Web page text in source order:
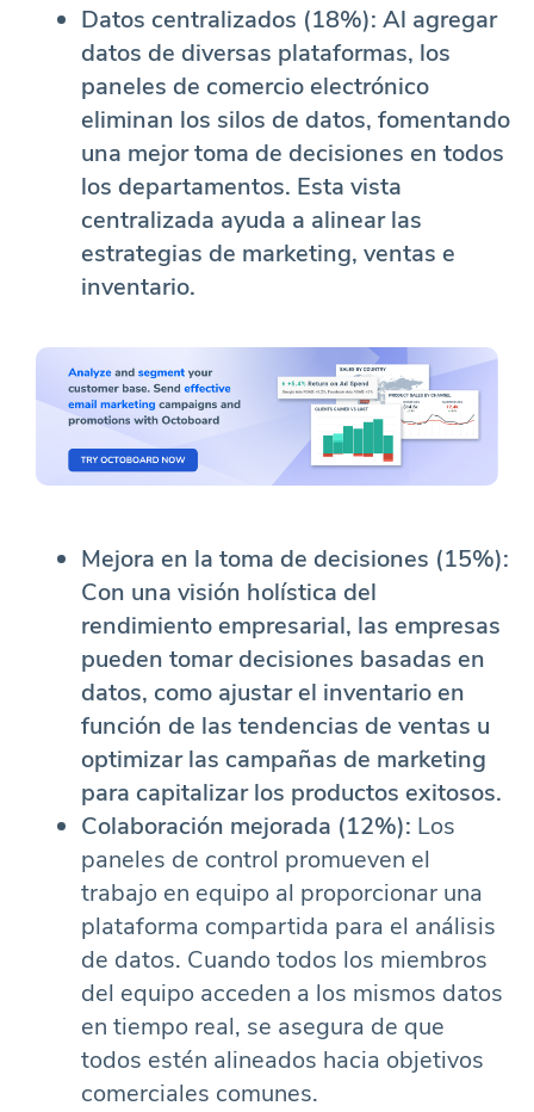
Datos centralizados (18%): Al agregar
datos de diversas plataformas, los
paneles de comercio electrónico
eliminan los silos de datos, fomentando
una mejor toma de decisiones en todos
los departamentos. Esta vista
centralizada ayuda a alinear las
estrategias de marketing, ventas e
inventario.
Mejora en la toma de decisiones (15%):
Con una visión holística del
rendimiento empresarial, las empresas
pueden tomar decisiones basadas en
datos, como ajustar el inventario en
función de las tendencias de ventas u
optimizar las campañas de marketing
para capitalizar los productos exitosos.
Colaboración mejorada (12%): Los
paneles de control promueven el
trabajo en equipo al proporcionar una
plataforma compartida para el análisis
de datos. Cuando todos los miembros
del equipo acceden a los mismos datos
en tiempo real, se asegura de que
todos estén alineados hacia objetivos
comerciales comunes.